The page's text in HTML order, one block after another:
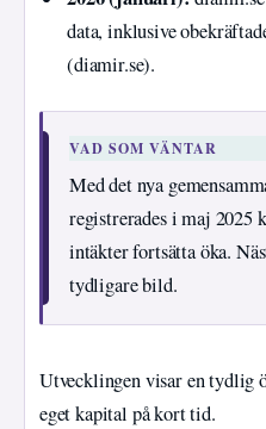
data, inklusive
(diamir.se).
VAD SOM VÄNTAR
Med det nya
registrerades i maj 2025
intäkter fortsätta öka.
tydligare bild.
Utvecklingen visar en tydlig
eget kapital på kort tid.